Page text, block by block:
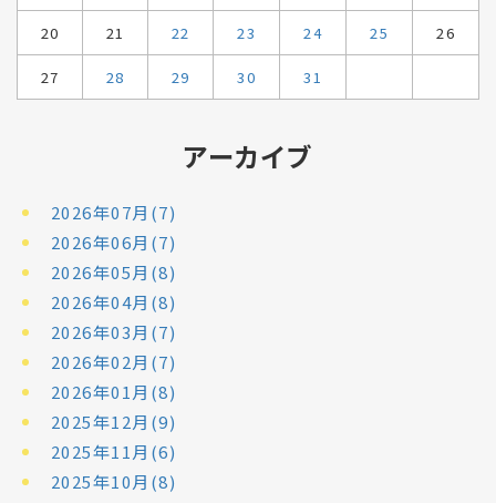
20 21 22 23 24 25 26
27 28 29 30 31
アーカイブ
2026年07月(7)
2026年06月(7)
2026年05月(8)
2026年04月(8)
2026年03月(7)
2026年02月(7)
2026年01月(8)
2025年12月(9)
2025年11月(6)
2025年10月(8)